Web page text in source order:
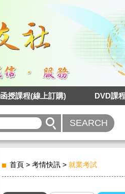
函授課程(線上訂購) DVD課
首頁 > 考情快訊 > 就業考試